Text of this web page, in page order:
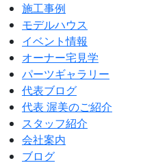
施工事例
モデルハウス
イベント情報
オーナー宅見学
パーツギャラリー
代表ブログ
代表 渥美のご紹介
スタッフ紹介
会社案内
ブログ